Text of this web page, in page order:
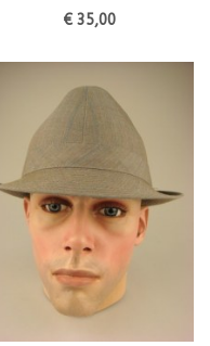
€ 35,00